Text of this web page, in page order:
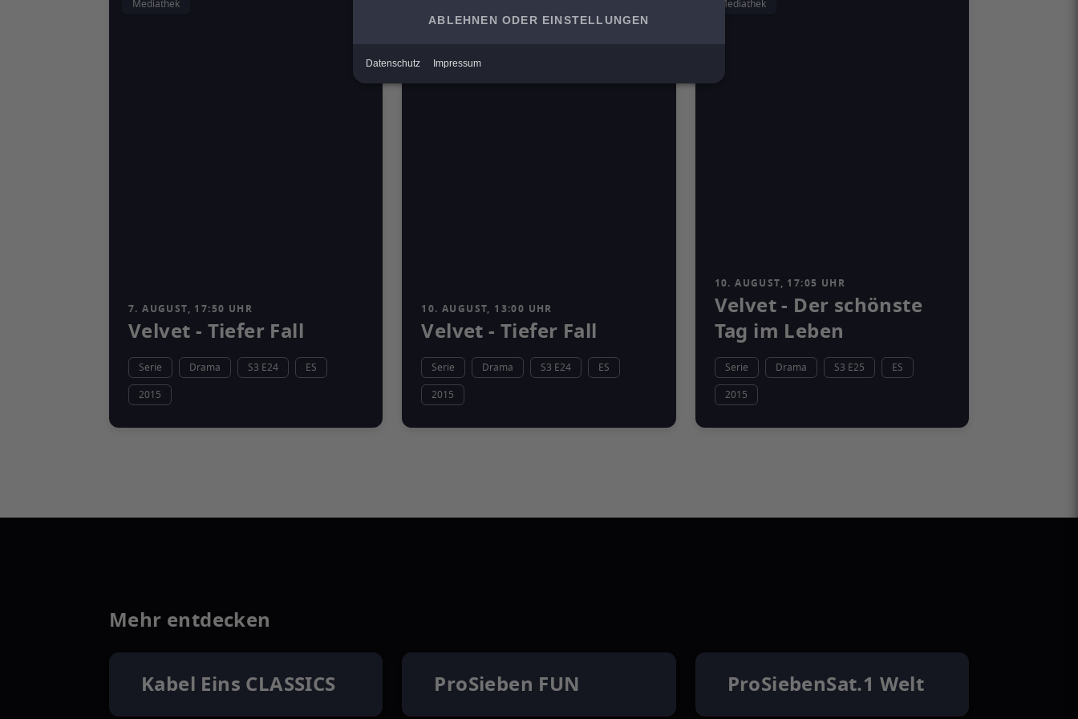
Mediathek
7. AUGUST, 17:50 UHR
Velvet - Tiefer Fall
Serie Drama S3 E24
ES
2015
10. AUGUST, 13:00 UHR
Velvet - Tiefer Fall
Serie Drama S3 E24
ES
2015
Mediathek
10. AUGUST, 17:05 UHR
Velvet - Der schönste
Tag im Leben
Serie Drama S3 E25
ES
2015
Mehr entdecken
Kabel Eins CLASSICS ProSieben FUN ProSiebenSat.1 Welt